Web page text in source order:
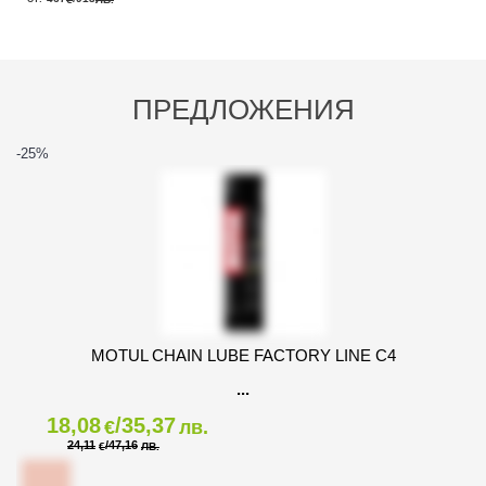
ПРЕДЛОЖЕНИЯ
-25%
MOTUL CHAIN LUBE FACTORY LINE C4
18,08€/35,37лв.
24,11 €/47,16 ЛВ.